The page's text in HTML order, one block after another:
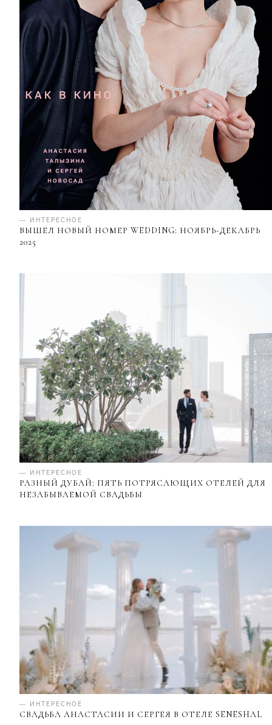
— ИНТЕРЕСНОЕ
ВЫШЕЛ НОВЫЙ НОМЕР WEDDING: НОЯБРЬ-ДЕКАБРЬ
2025
— ИНТЕРЕСНОЕ
РАЗНЫЙ ДУБАЙ: ПЯТЬ ПОТРЯСАЮЩИХ ОТЕЛЕЙ ДЛЯ
НЕЗАБЫВАЕМОЙ СВАДЬБЫ
— ИНТЕРЕСНОЕ
СВАДЬБА АНАСТАСИИ И СЕРГЕЯ В ОТЕЛЕ SENESHAL